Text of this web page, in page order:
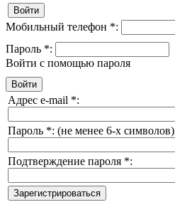
Мобильный телефон *:
Пароль *:
Войти с помощью пароля
Адрес e-mail *:
Пароль *: (не менее 6-х символов)
Подтверждение пароля *: